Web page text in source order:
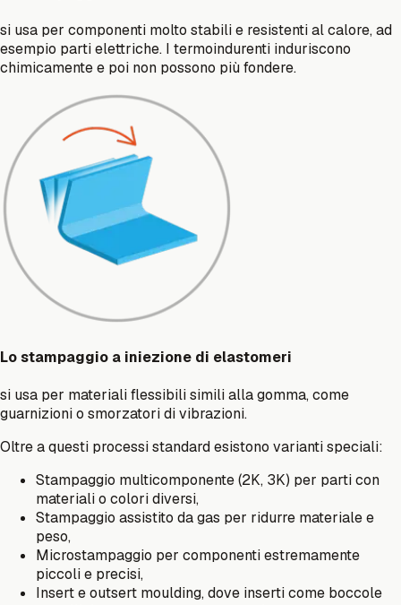
si usa per componenti molto stabili e resistenti al calore, ad
esempio parti elettriche. I termoindurenti induriscono
chimicamente e poi non possono più fondere.
Lo stampaggio a iniezione di elastomeri
si usa per materiali flessibili simili alla gomma, come
guarnizioni o smorzatori di vibrazioni.
Oltre a questi processi standard esistono varianti speciali:
Stampaggio multicomponente (2K, 3K) per parti con
materiali o colori diversi,
Stampaggio assistito da gas per ridurre materiale e
peso,
Microstampaggio per componenti estremamente
piccoli e precisi,
Insert e outsert moulding, dove inserti come boccole